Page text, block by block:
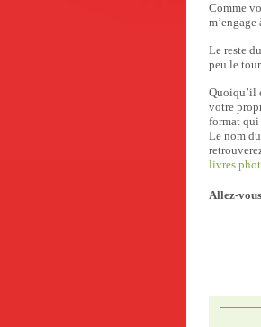
Comme
m’engage
Le reste
peu le
Quoiqu’il
votre
format qui
Le nom
livres
Allez-